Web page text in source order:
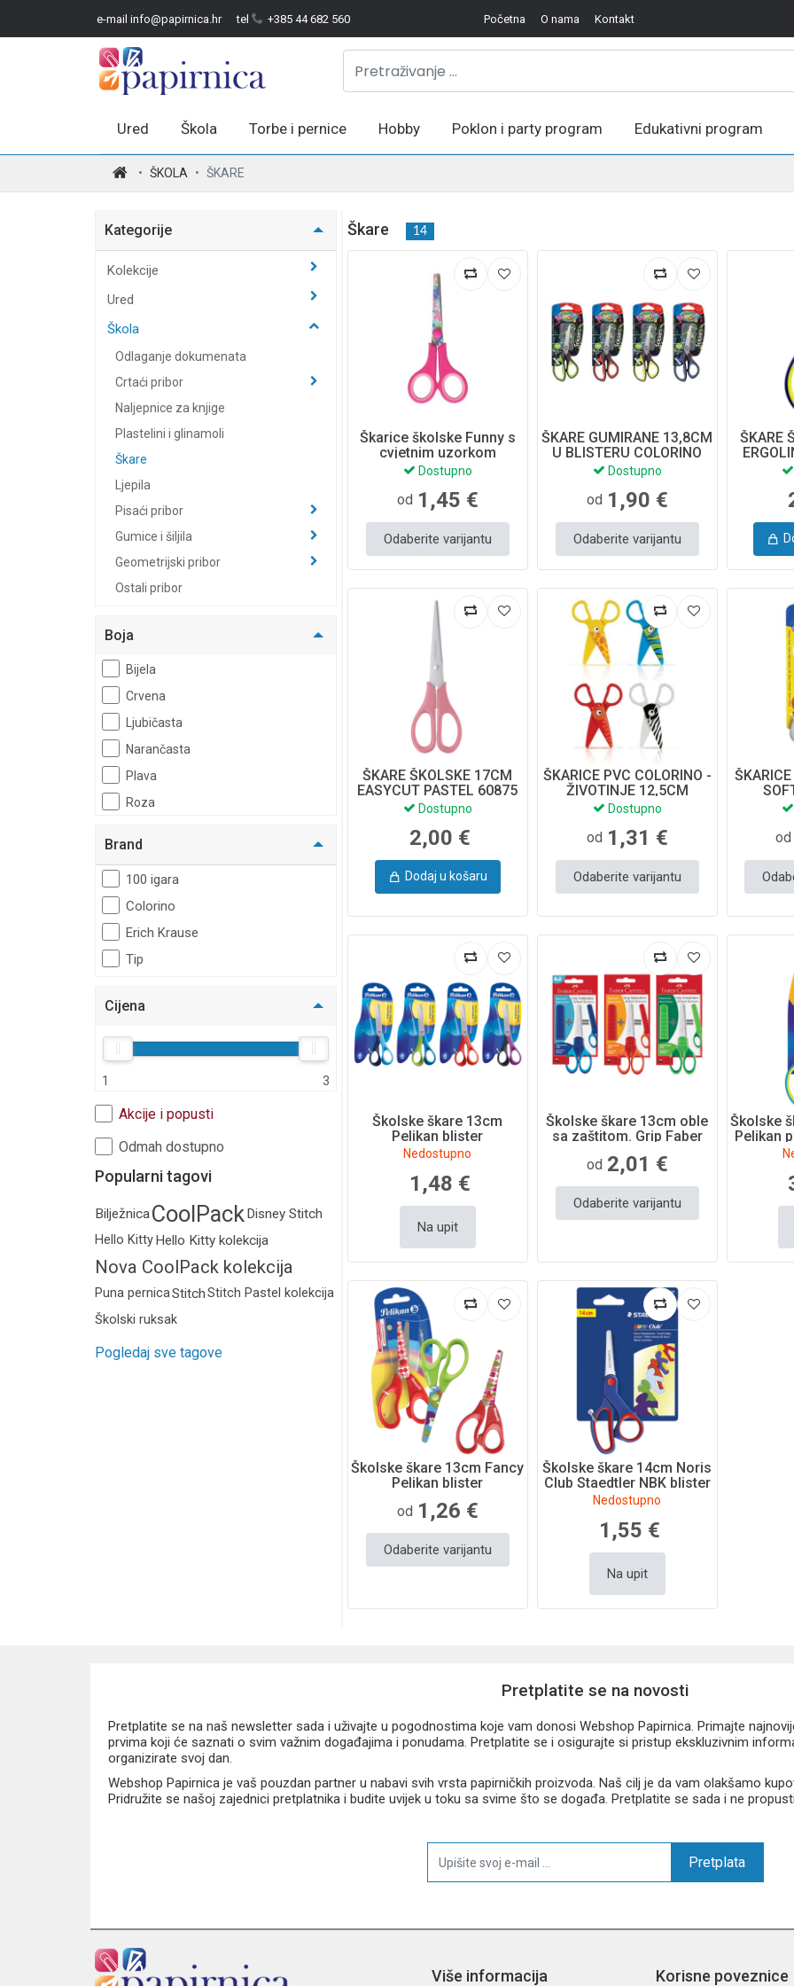
e-mail info@papirnica.hr tel +385 44 682 560 Početna O nama Kontakt
Ured Škola Torbe i pernice Hobby Poklon i party program Edukativni program
ŠKOLA ŠKARE
Kategorije
Kolekcije
Ured
Škola
Odlaganje dokumenata
Crtaći pribor
Naljepnice za knjige
Plastelini i glinamoli
Škare
Ljepila
Pisaći pribor
Gumice i šiljila
Geometrijski pribor
Ostali pribor
Kalkulatori
Označivači stranica
Akcija
Hobby
Dječji program
Poklon i party program
Torbe i pernice
Moda i putovanje
Kalendari i rokovnici
Edukativni program
Boja
Bijela
Crvena
Ljubičasta
Narančasta
Plava
Roza
Brand
100 igara
Colorino
Erich Krause
Tip
Cijena
1 3
Akcije i popusti
Odmah dostupno
Popularni tagovi
BilježnicaCoolPackDisney Stitch
Hello KittyHello Kitty kolekcija
Nova CoolPack kolekcija
2026.
Puna pernicaStitchStitch Pastel kolekcija
Školski ruksak
Pogledaj sve tagove
Škare 14
Škarice školske Funny s
cvjetnim uzorkom
Dostupno
od 1,45 €
Odaberite varijantu
ŠKARE GUMIRANE 13,8CM
U BLISTERU COLORINO
92593PTR
Dostupno
od 1,90 €
Odaberite varijantu
ŠKARE
ŠKARE ŠKOLSKE 17CM
EASYCUT PASTEL 60875
ERICH KRAUSE
Dostupno
2,00 €
Dodaj u košaru
ŠKARICE PVC COLORINO -
ŽIVOTINJE 12,5CM
37275PTR
Dostupno
od 1,31 €
Odaberite varijantu
od
Školske škare 13cm
Pelikan blister
Nedostupno
1,48 €
Na upit
Školske škare 13cm oble
sa zaštitom. Grip Faber
od 2,01 €
Odaberite varijantu
Školske
Pelikan
Školske škare 13cm Fancy
Pelikan blister
od 1,26 €
Odaberite varijantu
Školske škare 14cm Noris
Club Staedtler NBK blister
Nedostupno
1,55 €
Na upit
Pretplatite se na novosti
Pretplatite se na naš newsletter sada i uživajte u pogodnostima koje vam donosi Webshop Papirnica. Primajte
prvima koji će saznati o svim važnim događajima i ponudama. Pretplatite se i osigurajte si pristup ekskluzivnim
organizirate svoj dan.
Webshop Papirnica je vaš pouzdan partner u nabavi svih vrsta papirničkih proizvoda. Naš cilj je da vam olakšamo
Pridružite se našoj zajednici pretplatnika i budite uvijek u toku sa svime što se događa. Pretplatite se sada i ne
Pretplata
Više informacija Korisne poveznice